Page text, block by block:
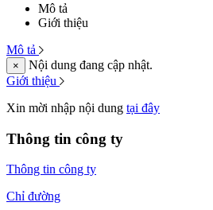
Mô tả
Giới thiệu
Mô tả
×
Nội dung đang cập nhật.
Giới thiệu
Xin mời nhập nội dung tại đây
Thông tin công ty
Thông tin công ty
Chỉ đường